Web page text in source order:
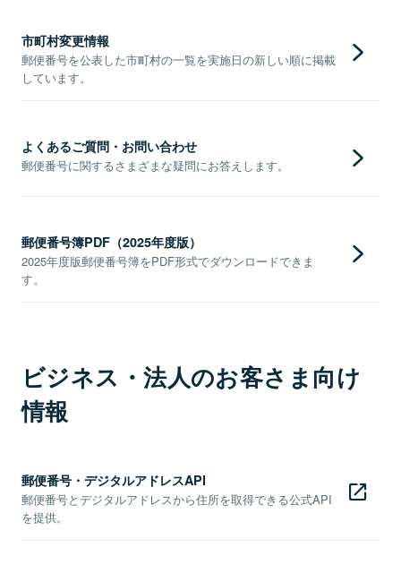
市町村変更情報
郵便番号を公表した市町村の一覧を実施日の新しい順に掲載
しています。
よくあるご質問・お問い合わせ
郵便番号に関するさまざまな疑問にお答えします。
郵便番号簿PDF（2025年度版）
2025年度版郵便番号簿をPDF形式でダウンロードできま
す。
ビジネス・法人のお客さま向け
情報
郵便番号・デジタルアドレスAPI
郵便番号とデジタルアドレスから住所を取得できる公式API
を提供。